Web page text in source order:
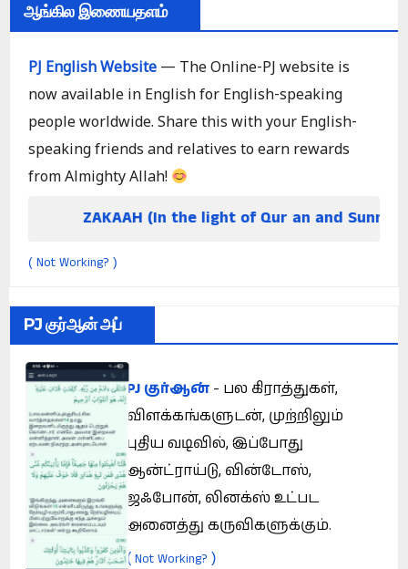
ஆங்கில இணையதளம்
PJ English Website — The Online-PJ website is
now available in English for English-speaking
people worldwide. Share this with your English-
speaking friends and relatives to earn rewards
from Almighty Allah!
(In the light of Qur an and Sunnah)
( Not Working? )
PJ குர்ஆன் அப்
PJ குர்ஆன் - பல கிராத்துகள்,
விளக்கங்களுடன், முற்றிலும்
புதிய வடிவில், இப்போது
ஆன்ட்ராய்டு, வின்டோஸ்,
ஜஃபோன், லினக்ஸ் உட்பட
அனைத்து கருவிகளுக்கும்.
(Not Working? )